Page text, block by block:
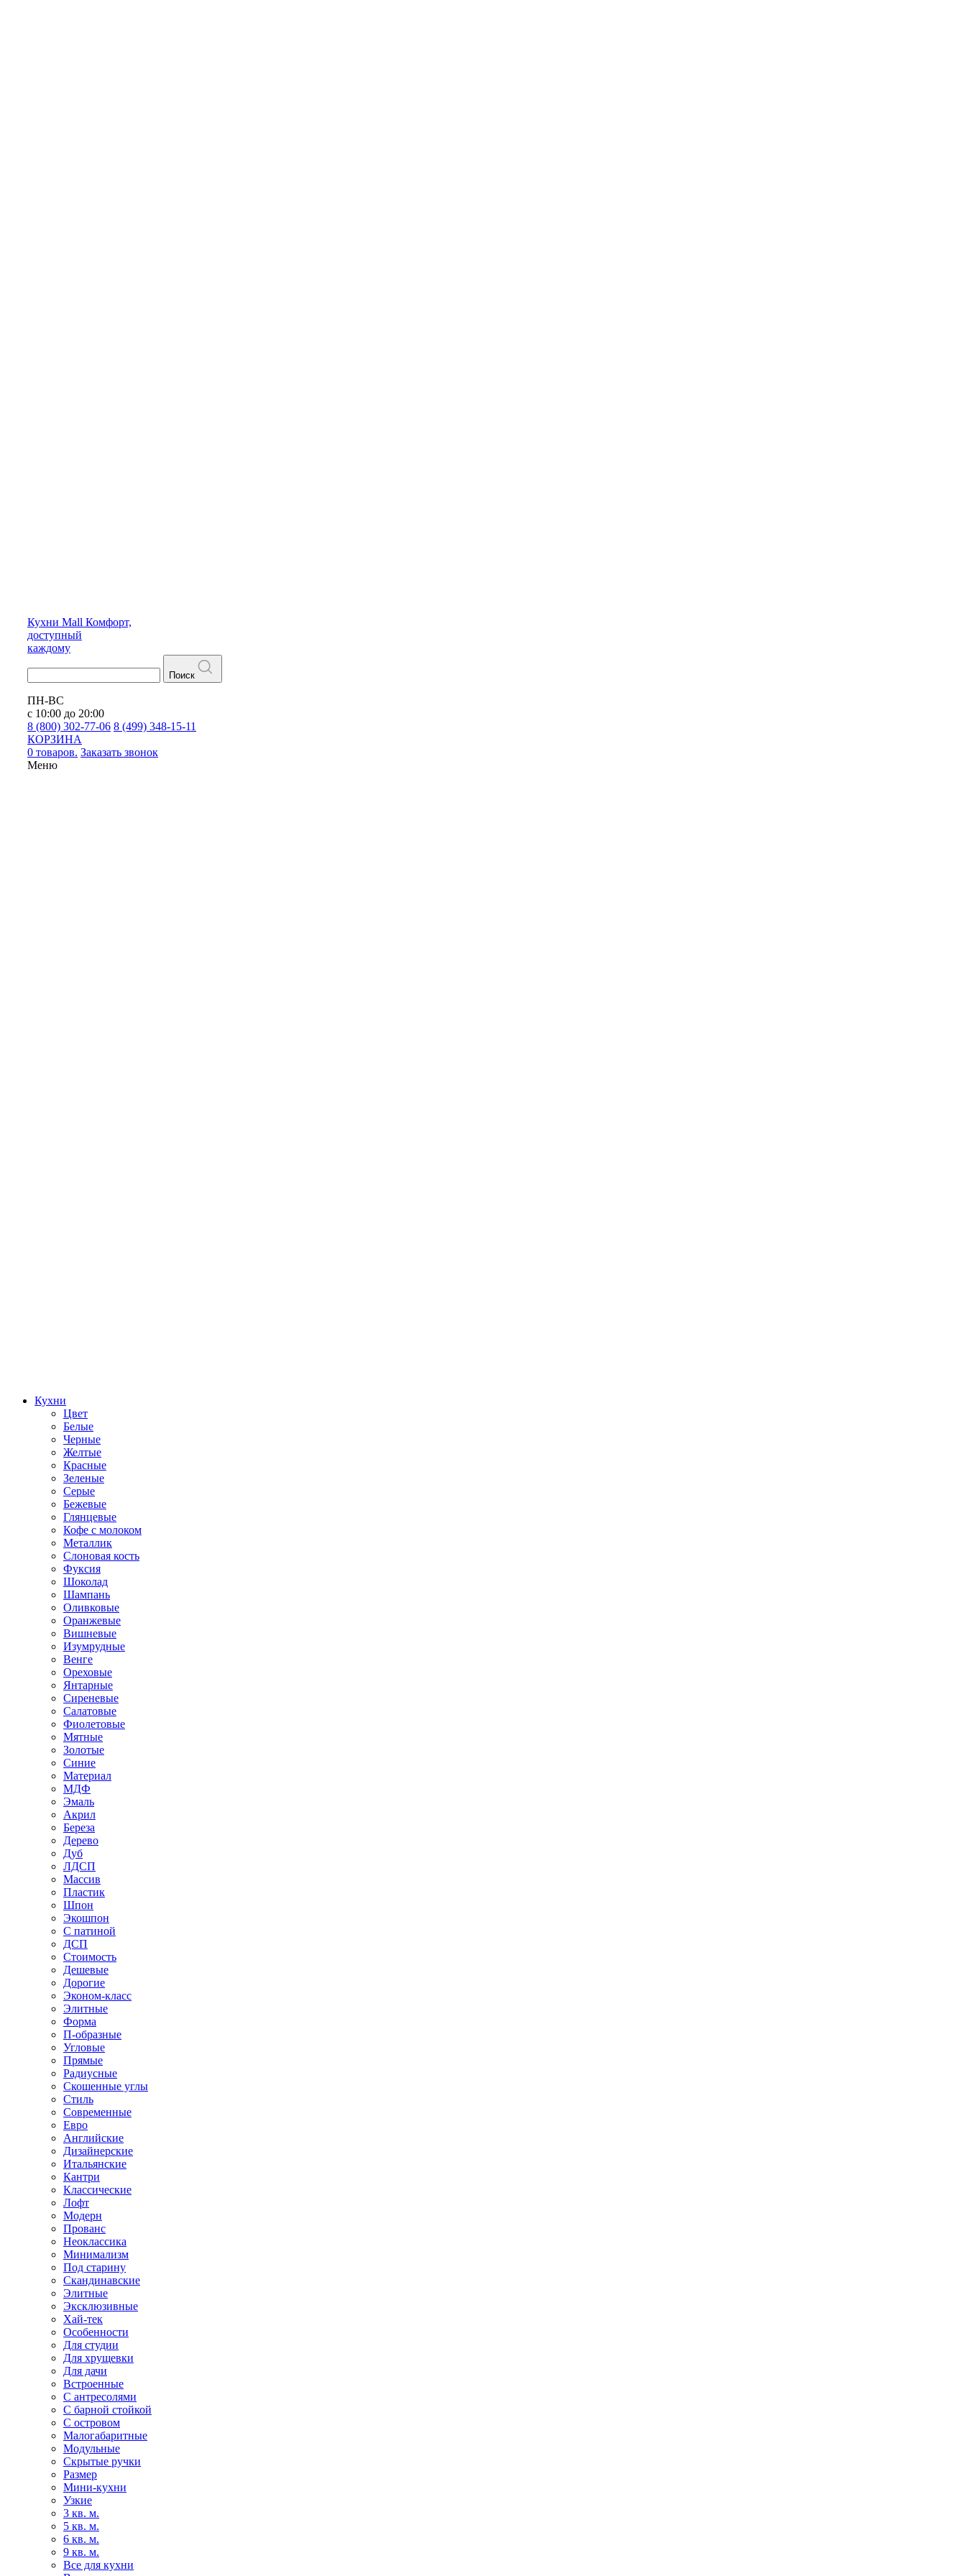
Кухни Mall Комфорт,
доступный
каждому
Поиск
ПН-ВС
с 10:00 до 20:00
8 (800) 302-77-06 8 (499) 348-15-11
КОРЗИНА
0 товаров. Заказать звонок
Меню
Кухни
Цвет
Белые
Черные
Желтые
Красные
Зеленые
Серые
Бежевые
Глянцевые
Кофе с молоком
Металлик
Слоновая кость
Фуксия
Шоколад
Шампань
Оливковые
Оранжевые
Вишневые
Изумрудные
Венге
Ореховые
Янтарные
Сиреневые
Салатовые
Фиолетовые
Мятные
Золотые
Синие
Материал
МДФ
Эмаль
Акрил
Береза
Дерево
Дуб
ЛДСП
Массив
Пластик
Шпон
Экошпон
С патиной
ДСП
Стоимость
Дешевые
Дорогие
Эконом-класс
Элитные
Форма
П-образные
Угловые
Прямые
Радиусные
Скошенные углы
Стиль
Современные
Евро
Английские
Дизайнерские
Итальянские
Кантри
Классические
Лофт
Модерн
Прованс
Неоклассика
Минимализм
Под старину
Скандинавские
Элитные
Эксклюзивные
Хай-тек
Особенности
Для студии
Для хрущевки
Для дачи
Встроенные
С антресолями
С барной стойкой
С островом
Малогабаритные
Модульные
Скрытые ручки
Размер
Мини-кухни
Узкие
3 кв. м.
5 кв. м.
6 кв. м.
9 кв. м.
Все для кухни